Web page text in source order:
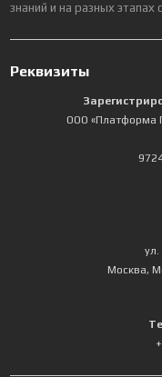
знаний и на разных этапах
Реквизиты
ООО «Платформа
Москва,